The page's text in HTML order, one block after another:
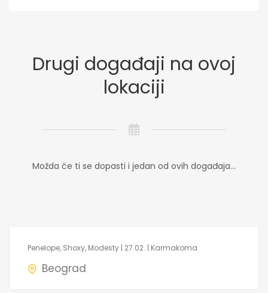
Drugi događaji na ovoj
lokaciji
Možda će ti se dopasti i jedan od ovih događaja...
Penelope, Shoxy, Modesty | 27.02. | Karmakoma
Beograd